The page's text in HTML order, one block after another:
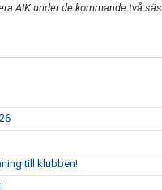
AIK under de kommande två
till klubben!